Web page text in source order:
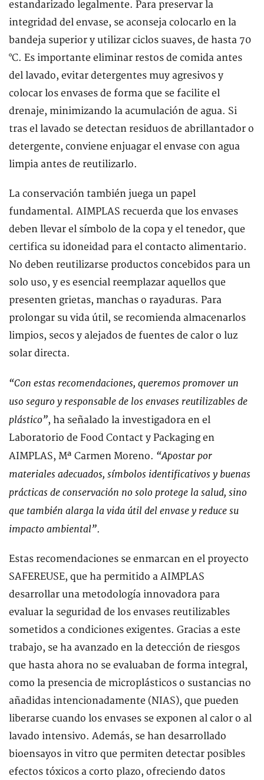
estandarizado legalmente. Para preservar la
integridad del envase, se aconseja colocarlo en la
bandeja superior y utilizar ciclos suaves, de hasta 70
°C. Es importante eliminar restos de comida antes
del lavado, evitar detergentes muy agresivos y
colocar los envases de forma que se facilite el
drenaje, minimizando la acumulación de agua. Si
tras el lavado se detectan residuos de abrillantador o
detergente, conviene enjuagar el envase con agua
limpia antes de reutilizarlo.
La conservación también juega un papel
fundamental. AIMPLAS recuerda que los envases
deben llevar el símbolo de la copa y el tenedor, que
certifica su idoneidad para el contacto alimentario.
No deben reutilizarse productos concebidos para un
solo uso, y es esencial reemplazar aquellos que
presenten grietas, manchas o rayaduras. Para
prolongar su vida útil, se recomienda almacenarlos
limpios, secos y alejados de fuentes de calor o luz
solar directa.
“Con estas recomendaciones, queremos promover un
uso seguro y responsable de los envases reutilizables de
plástico”, ha señalado la investigadora en el
Laboratorio de Food Contact y Packaging en
AIMPLAS, Mª Carmen Moreno. “Apostar por
materiales adecuados, símbolos identificativos y buenas
prácticas de conservación no solo protege la salud, sino
que también alarga la vida útil del envase y reduce su
impacto ambiental”.
Estas recomendaciones se enmarcan en el proyecto
SAFEREUSE, que ha permitido a AIMPLAS
desarrollar una metodología innovadora para
evaluar la seguridad de los envases reutilizables
sometidos a condiciones exigentes. Gracias a este
trabajo, se ha avanzado en la detección de riesgos
que hasta ahora no se evaluaban de forma integral,
como la presencia de microplásticos o sustancias no
añadidas intencionadamente (NIAS), que pueden
liberarse cuando los envases se exponen al calor o al
lavado intensivo. Además, se han desarrollado
bioensayos in vitro que permiten detectar posibles
efectos tóxicos a corto plazo, ofreciendo datos